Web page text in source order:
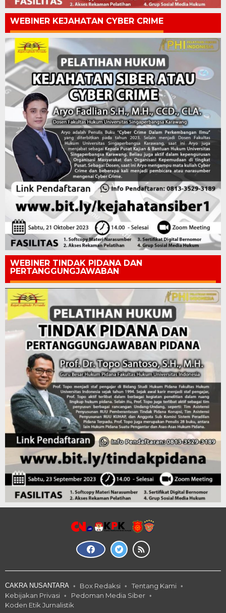
WEBINER KEJAHATAN CYBER CRIME
WEBINER TINDAK PIDANA DAN
PERTANGGUNGJAWABAN
CAKRA NUSANTARA Box Redaksi
Tentang Kami
Kebijakan Privasi
Pedoman Media Siber
Koden Etik Jurnalistik